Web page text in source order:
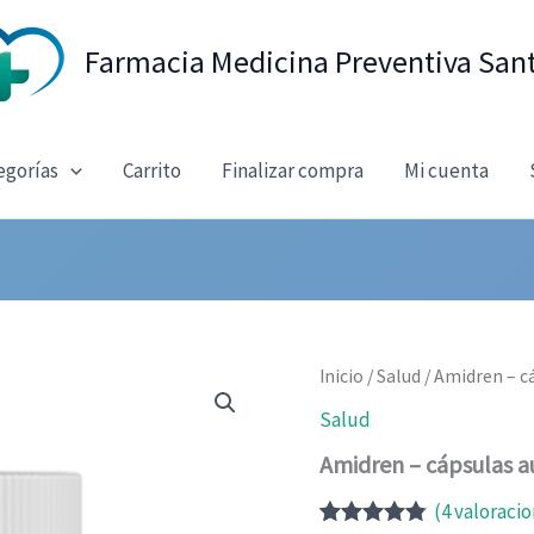
Farmacia Medicina Preventiva
Carrito Finalizar compra Mi cuenta
Inicio /Salud / Amidren –
Salud
Amidren – cápsulas
(4